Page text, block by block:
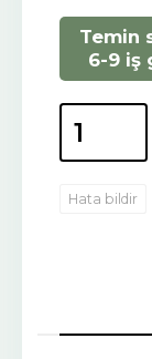
Temin
6-9 iş
Hata bildir